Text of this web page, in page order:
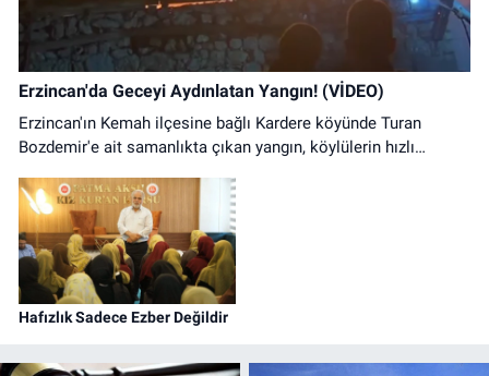
Erzincan'da Geceyi Aydınlatan Yangın! (VİDEO)
Erzincan'ın Kemah ilçesine bağlı Kardere köyünde Turan
Bozdemir'e ait samanlıkta çıkan yangın, köylülerin hızlı
yaşanmazken samanlıkta büyük çapta maddi hasar oluştu.
Hafızlık Sadece Ezber Değildir